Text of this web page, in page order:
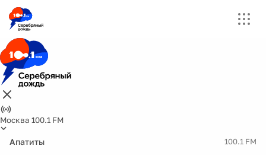
Москва 100.1 FM
Апатиты 100.1 FM